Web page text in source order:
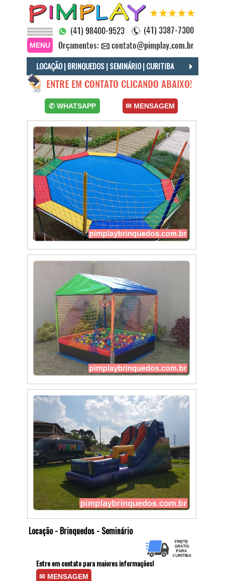
MENU
LOCAÇÃO | BRINQUEDOS | SEMINÁRIO | CURITIBA
Locação Brinquedos Seminário, Locação Cama Elástica Seminário, Locação Piscina Bolinha Seminário, Locação Infláveis Seminário.
Locação Brinquedos Curitiba, Locação Cama Elástica Curitiba, Locação Piscina Bolinha Curitiba, Locação Infláveis Curitiba.
✉ MENSAGEM
✆ WHATSAPP
Locação - Brinquedos - Seminário
Entre em contato para maiores informações!
✉ MENSAGEM